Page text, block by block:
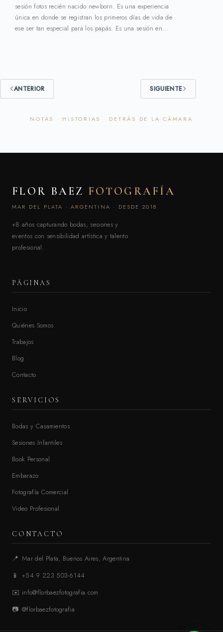
sesión fotos recién nacido newborn. Es una experiencia
única en donde se registran los primeros días de vida de
ese ser tan especial para los papás. Es una sesión en…
ANTERIOR SIGUIENTE
FLOR BAEZ FOTOGRAFÍA
MAR DEL PLATA · ARGENTINA · DESDE 2018
+8 años capturando bodas, sesiones y
eventos con sensibilidad artística y talento
profesional.
PÁGINAS
Inicio
Quiénes Somos
Trabajos
Blog
Contacto
SERVICIOS
Bodas y Casamientos
Sesiones Infantiles
Book Personal
Embarazo
Fotografía Comercial
Video Profesional
CONTACTO
📍 Mar del Plata, Buenos Aires, Argentina
📱
+54 9 223 503-6144
✉️ info@florbaezfotografia.com
📷 @florbaezfotografia